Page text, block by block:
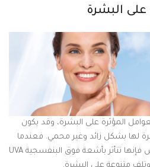
البشرة
المؤثرة على البشرة، وقد يكون
لها بشكل زائد وغير محمي. فعندما
تتعرض البشرة لأشعة الشمس فإنها تتأثر بأشعة فوق البنفسجية UVA